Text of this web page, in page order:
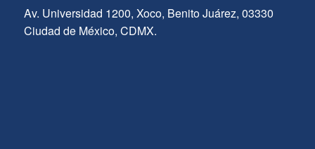
Av. Universidad 1200, Xoco, Benito Juárez, 03330
Ciudad de México, CDMX.